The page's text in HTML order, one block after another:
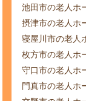
池田市の老人ホ
摂津市の老人ホ
寝屋川市の老人
枚方市の老人ホ
守口市の老人ホ
門真市の老人ホ